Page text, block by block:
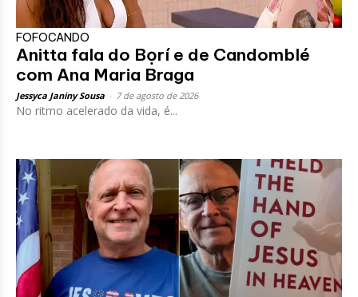
FOFOCANDO
Anitta fala do Bọrí e de Candomblé
com Ana Maria Braga
Jessyca Janiny Sousa 7 de agosto de 2026
No ritmo acelerado da vida, é...